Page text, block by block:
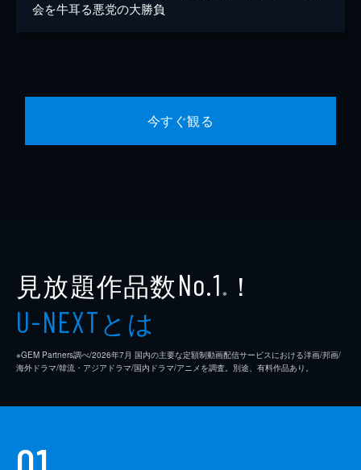
会を牛耳る悪党の大勝負
今すぐ観る
見放題作品数No.1 ※ ！
U-NEXTとは
※GEM Partners調べ/2026年7⽉ 国内の主要な定額制動画配信サービスにおける洋画/邦画/
海外ドラマ/韓流・アジアドラマ/国内ドラマ/アニメを調査。別途、有料作品あり。